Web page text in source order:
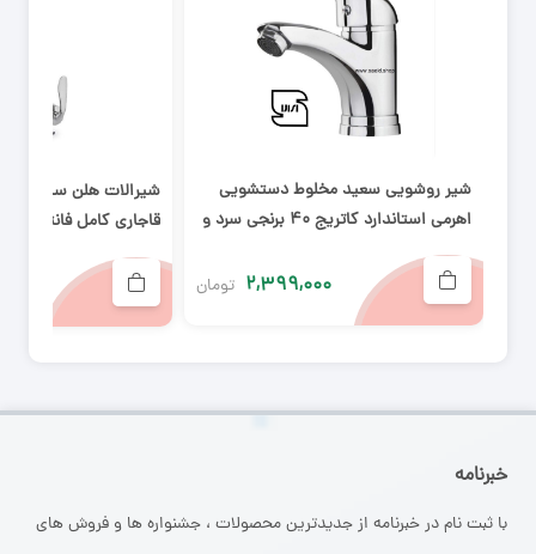
شیر روشویی سعید مخلوط دستشویی
اهرمی استاندارد کاتریج ۴۰ برنجی سرد و
گرم
۲,۳۹۹,۰۰۰ تومان
شیرالات هلن سینک
قاجاری کامل فانتزی
خبرنامه
با ثبت نام در خبرنامه از جدیدترین محصولات ، جشنواره ها و فروش های